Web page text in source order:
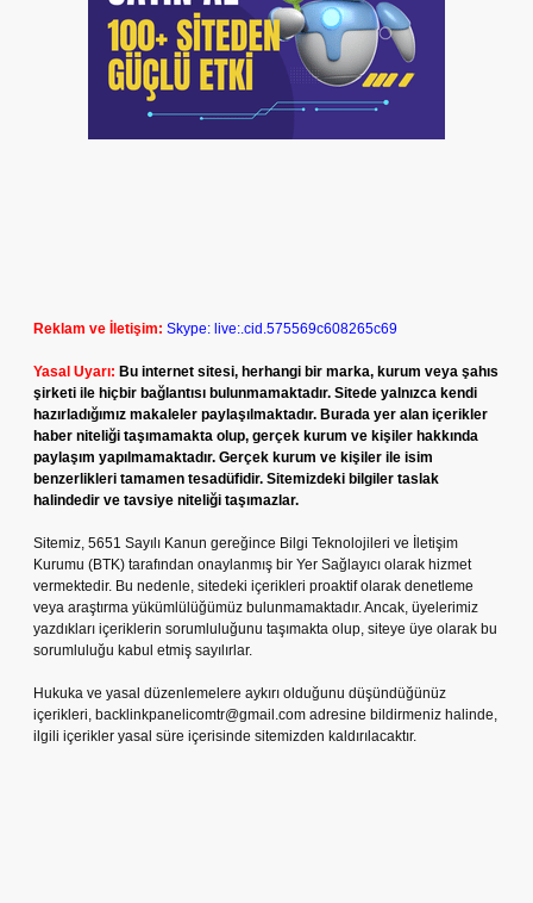
Reklam ve İletişim: Skype: live:.cid.575569c608265c69
Yasal Uyarı: Bu internet sitesi, herhangi bir marka, kurum veya şahıs
şirketi ile hiçbir bağlantısı bulunmamaktadır. Sitede yalnızca kendi
hazırladığımız makaleler paylaşılmaktadır. Burada yer alan içerikler
haber niteliği taşımamakta olup, gerçek kurum ve kişiler hakkında
paylaşım yapılmamaktadır. Gerçek kurum ve kişiler ile isim
benzerlikleri tamamen tesadüfidir. Sitemizdeki bilgiler taslak
halindedir ve tavsiye niteliği taşımazlar.
Sitemiz, 5651 Sayılı Kanun gereğince Bilgi Teknolojileri ve İletişim
Kurumu (BTK) tarafından onaylanmış bir Yer Sağlayıcı olarak hizmet
vermektedir. Bu nedenle, sitedeki içerikleri proaktif olarak denetleme
veya araştırma yükümlülüğümüz bulunmamaktadır. Ancak, üyelerimiz
yazdıkları içeriklerin sorumluluğunu taşımakta olup, siteye üye olarak bu
sorumluluğu kabul etmiş sayılırlar.
Hukuka ve yasal düzenlemelere aykırı olduğunu düşündüğünüz
içerikleri, backlinkpanelicomtr@gmail.com adresine bildirmeniz halinde,
ilgili içerikler yasal süre içerisinde sitemizden kaldırılacaktır.